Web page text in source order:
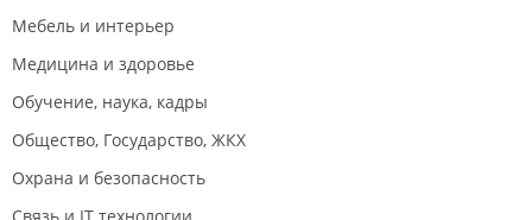
Мебель и интерьер
Медицина и здоровье
Обучение, наука, кадры
Общество, Государство, ЖКХ
Охрана и безопасность